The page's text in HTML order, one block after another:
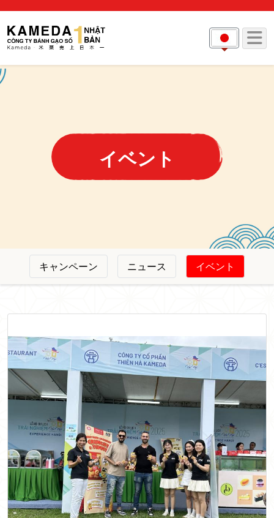
イベント
キャンペーン ニュース イベント